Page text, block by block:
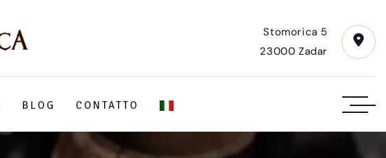
Stomorica 5
23000 Zadar
BLOG CONTATTO